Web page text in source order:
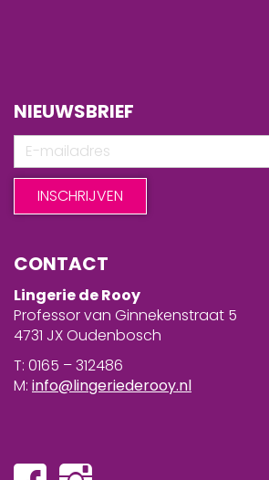
NIEUWSBRIEF
CONTACT
Lingerie de Rooy
Professor van Ginnekenstraat 5
4731 JX Oudenbosch
T: 0165 – 312486
M: info@lingeriederooy.nl